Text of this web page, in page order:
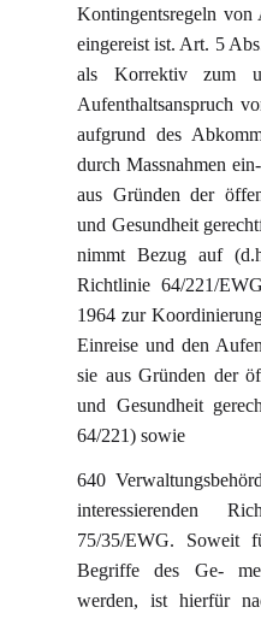
Kontingentsregeln
eingereist ist. Art. 5
als Korrektiv zum
Aufenthaltsanspruch
aufgrund des
durch Massnahmen
aus Gründen der
und Gesundheit
nimmt Bezug auf
Richtlinie 64/221/
1964 zur
Einreise und den
sie aus Gründen der
und Gesundheit
64/221) sowie
640
interessierenden
75/35/EWG. Soweit
Begriffe des Ge-
werden, ist hierfür